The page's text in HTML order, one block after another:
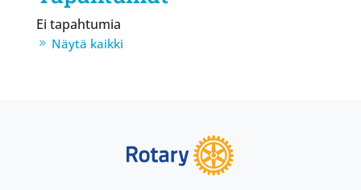
Ei tapahtumia
Näytä kaikki